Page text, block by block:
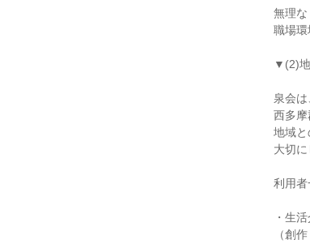
無理な
職場環
▼(2)地
泉会
西多摩
地域と
大切に
利用者
・生
（創